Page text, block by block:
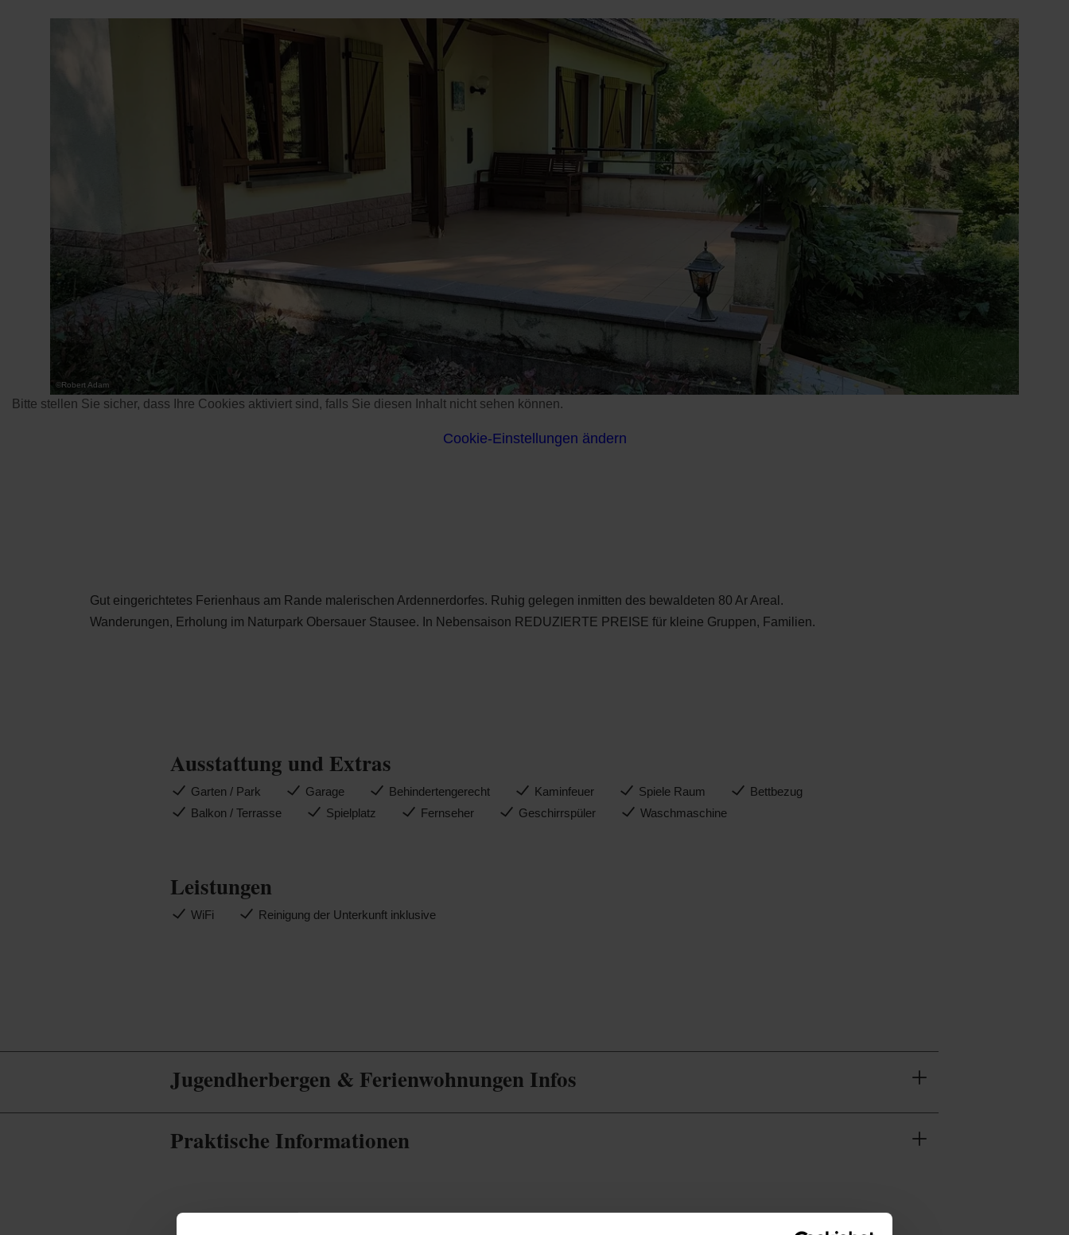
©Robert Adam
Bitte stellen Sie sicher, dass Ihre Cookies aktiviert sind, falls Sie diesen Inhalt nicht sehen können.
Cookie-Einstellungen ändern
Gut eingerichtetes Ferienhaus am Rande malerischen Ardennerdorfes. Ruhig gelegen inmitten des bewaldeten 80 Ar Areal.
Wanderungen, Erholung im Naturpark Obersauer Stausee. In Nebensaison REDUZIERTE PREISE für kleine Gruppen, Familien.
Ausstattung und Extras
Garten / Park Garage Behindertengerecht Kaminfeuer Spiele Raum
Bettbezug
Balkon / Terrasse
Spielplatz Fernseher Geschirrspüler Waschmaschine
Leistungen
WiFi Reinigung der Unterkunft inklusive
Jugendherbergen & Ferienwohnungen Infos
Praktische Informationen